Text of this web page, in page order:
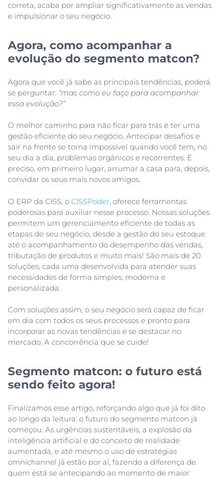
correta, acaba por ampliar significativamente as vendas
e impulsionar o seu negócio.
Agora, como acompanhar a
evolução do segmento matcon?
Agora que você já sabe as principais tendências, poderá
se perguntar: “mas como eu faço para acompanhar
essa evolução?”
O melhor caminho para não ficar para trás é ter uma
gestão eficiente do seu negócio. Antecipar desafios e
sair na frente se torna impossível quando você tem, no
seu dia a dia, problemas orgânicos e recorrentes. É
preciso, em primeiro lugar, arrumar a casa para, depois,
convidar os seus mais novos amigos.
O ERP da CISS, o CISSPoder , oferece ferramentas
poderosas para auxiliar nesse processo. Nossas soluções
permitem um gerenciamento eficiente de todas as
etapas do seu negócio, desde a gestão do seu estoque
até o acompanhamento do desempenho das vendas,
tributação de produtos e muito mais! São mais de 20
soluções, cada uma desenvolvida para atender suas
necessidades de forma simples, moderna e
personalizada.
Com soluções assim, o seu negócio será capaz de ficar
em dia com todos os seus processos e pronto para
incorporar as novas tendências e se destacar no
mercado. A concorrência que se cuide!
Segmento matcon: o futuro está
sendo feito agora!
Finalizamos esse artigo, reforçando algo que já foi dito
ao longo da leitura: o futuro do segmento matcon já
começou. As urgências sustentáveis, a explosão da
inteligência artificial e do conceito de realidade
aumentada, e até mesmo o uso de estratégias
omnichannel já estão por aí, fazendo a diferença de
quem está se antecipando ao momento de maior